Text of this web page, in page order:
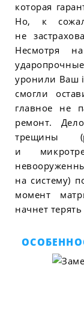
которая
Но, к
не
Несмотря
уронили Ваш
смогли
главное не
ремонт.
трещины
и
на систему)
момент
начнет